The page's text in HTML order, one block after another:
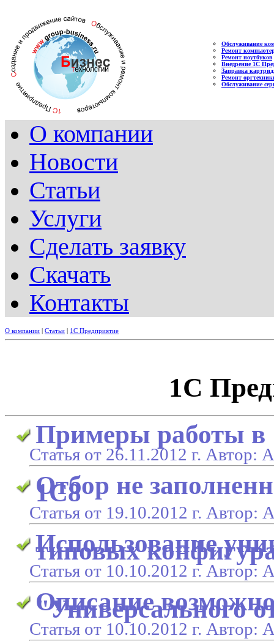
Обслуживание
Ремонт
Ремонт ноутбуков
Внедрение 1С
Заправка
Ремонт
Обслуживание
О компании
Новости
Статьи
Услуги
Сделать заявку
Скачать
Контакты
О компании | Статьи | 1C Предприятие
1C
Примеры работы в
Статья от 26.11.2012 г. Автор:
Отбор не
1С8
Статья от 19.10.2012 г. Автор:
Использование
типовых
Статья от 10.10.2012 г. Автор:
Описание
"Универсального
Статья от 10.10.2012 г. Автор: